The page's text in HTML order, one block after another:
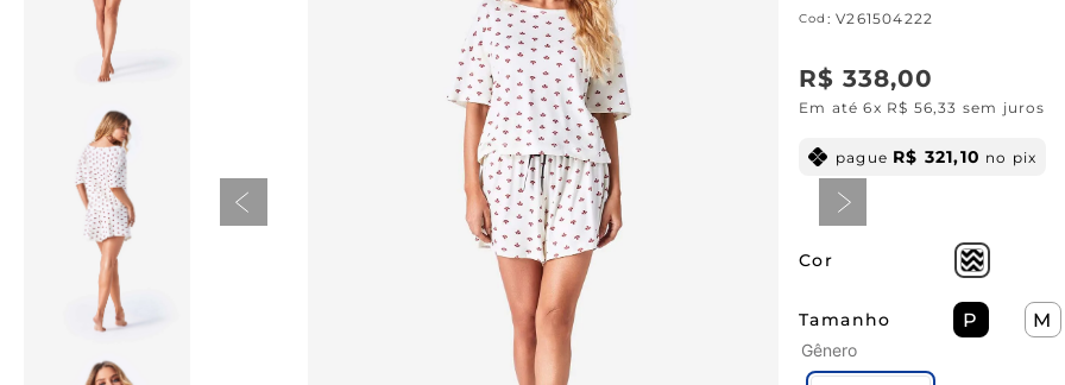
: V261504222
R$ 338,00
Em até6x R$ 56,33 sem juros
pague R$ 321,10 no pix
Cor
Tamanho P M
Gênero